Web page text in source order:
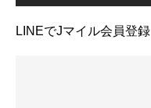
LINEでJマイル会員登録